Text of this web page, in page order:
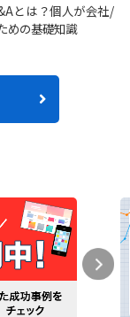
とは？個人が会社/
めの基礎知識